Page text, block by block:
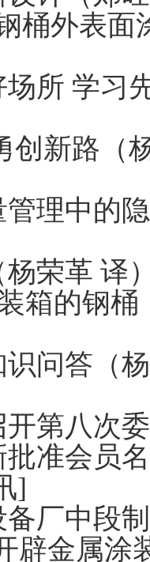
桶外表
所 学习
创新路（
理中的
荣革 译
箱的钢桶
问答（
第八次
准会员
]
厂中段
辟金属涂